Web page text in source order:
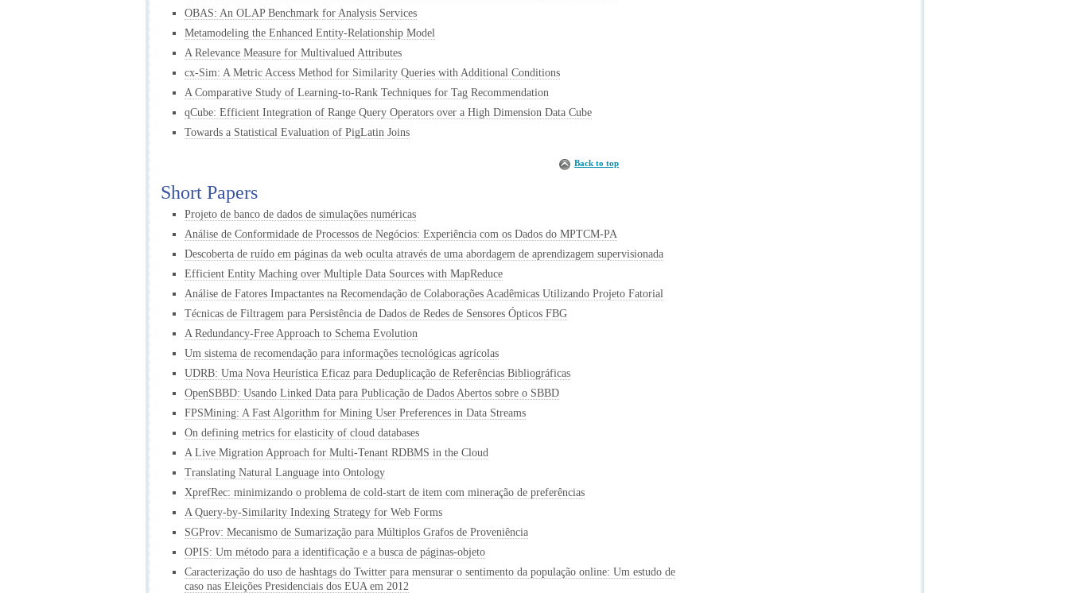
OBAS: An OLAP Benchmark for Analysis Services
Metamodeling the Enhanced Entity-Relationship Model
A Relevance Measure for Multivalued Attributes
cx-Sim: A Metric Access Method for Similarity Queries with Additional Conditions
A Comparative Study of Learning-to-Rank Techniques for Tag Recommendation
qCube: Efficient Integration of Range Query Operators over a High Dimension Data Cube
Towards a Statistical Evaluation of PigLatin Joins
Back to top
Short Papers
Projeto de banco de dados de simulações numéricas
Análise de Conformidade de Processos de Negócios: Experiência com os Dados do MPTCM-PA
Descoberta de ruído em páginas da web oculta através de uma abordagem de aprendizagem supervisionada
Efficient Entity Maching over Multiple Data Sources with MapReduce
Análise de Fatores Impactantes na Recomendação de Colaborações Acadêmicas Utilizando Projeto Fatorial
Técnicas de Filtragem para Persistência de Dados de Redes de Sensores Ópticos FBG
A Redundancy-Free Approach to Schema Evolution
Um sistema de recomendação para informações tecnológicas agrícolas
UDRB: Uma Nova Heurística Eficaz para Deduplicação de Referências Bibliográficas
OpenSBBD: Usando Linked Data para Publicação de Dados Abertos sobre o SBBD
FPSMining: A Fast Algorithm for Mining User Preferences in Data Streams
On defining metrics for elasticity of cloud databases
A Live Migration Approach for Multi-Tenant RDBMS in the Cloud
Translating Natural Language into Ontology
XprefRec: minimizando o problema de cold-start de item com mineração de preferências
A Query-by-Similarity Indexing Strategy for Web Forms
SGProv: Mecanismo de Sumarização para Múltiplos Grafos de Proveniência
OPIS: Um método para a identificação e a busca de páginas-objeto
Caracterização do uso de hashtags do Twitter para mensurar o sentimento da população online: Um estudo de
caso nas Eleições Presidenciais dos EUA em 2012